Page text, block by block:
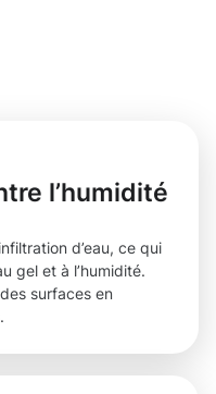
l’humidité
d’eau, ce qui
gel et à l’humidité.
surfaces en